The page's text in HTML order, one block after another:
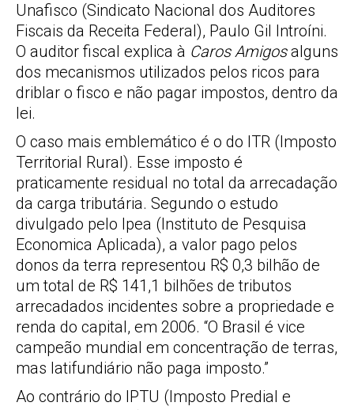
Unafisco (Sindicato Nacional dos Auditores
Fiscais da Receita Federal), Paulo Gil Introíni.
O auditor fiscal explica à Caros Amigosalguns
dos mecanismos utilizados pelos ricos para
driblar o fisco e não pagar impostos, dentro da
lei.
O caso mais emblemático é o do ITR (Imposto
Territorial Rural). Esse imposto é
praticamente residual no total da arrecadação
da carga tributária. Segundo o estudo
divulgado pelo Ipea (Instituto de Pesquisa
Economica Aplicada), a valor pago pelos
donos da terra representou R$ 0,3 bilhão de
um total de R$ 141,1 bilhões de tributos
arrecadados incidentes sobre a propriedade e
renda do capital, em 2006. “O Brasil é vice
campeão mundial em concentração de terras,
mas latifundiário não paga imposto.”
Ao contrário do IPTU (Imposto Predial e